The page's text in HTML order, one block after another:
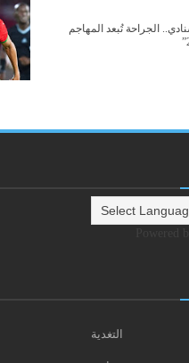
الجراحة تُبعد المهاجم
التغدية